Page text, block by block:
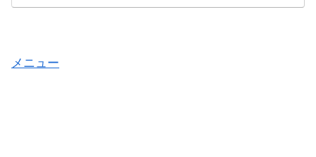
メニュー